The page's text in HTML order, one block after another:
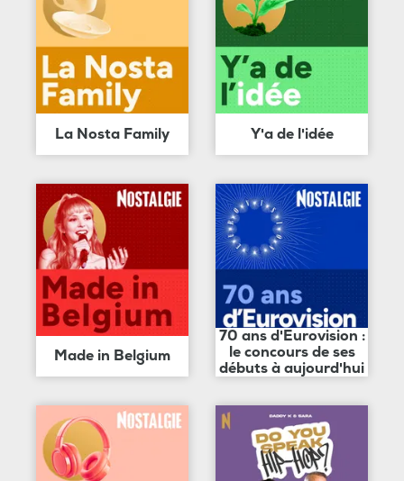
La Nosta Family Y'a de l'idée
Made in Belgium
70 ans d'Eurovision :
le concours de ses
débuts à aujourd'hui